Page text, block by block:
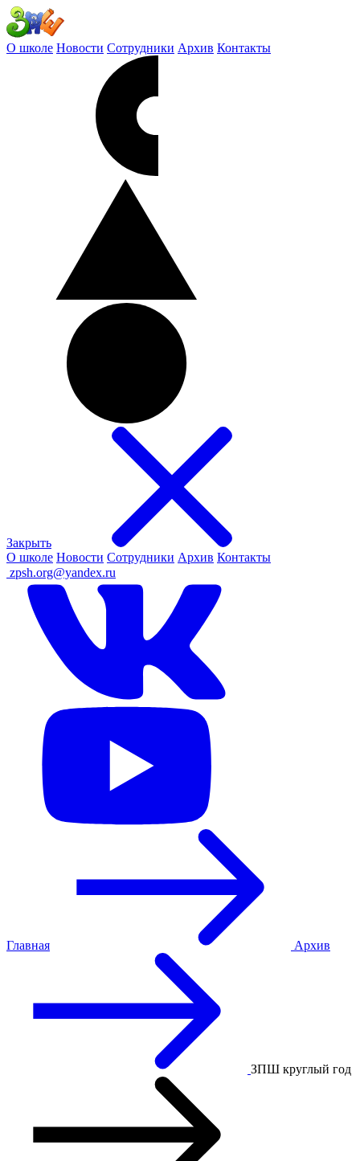
О школе Новости Сотрудники Архив Контакты
Закрыть
О школе Новости Сотрудники Архив Контакты
zpsh.org@yandex.ru
Главная Архив
ЗПШ круглый год